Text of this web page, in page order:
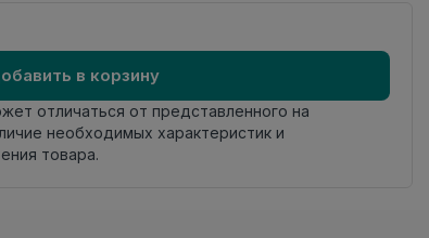
в корзину
отличаться от представленного на
необходимых характеристик и
товара.